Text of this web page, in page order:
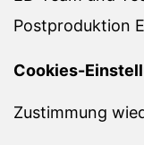
Postproduktion
Cookies-
Zustimmung